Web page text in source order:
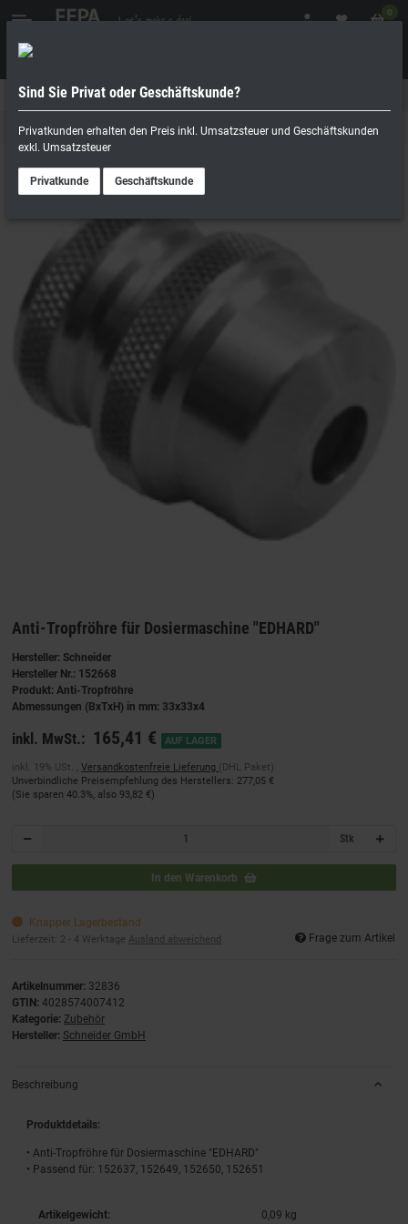
0
Geschäftskunde
Zubehör
Anti-Tropfröhre für Dosiermaschine "EDHARD"
Hersteller: Schneider
Hersteller Nr.: 152668
Produkt: Anti-Tropfröhre
Abmessungen (BxTxH) in mm: 33x33x4
inkl. MwSt.: 165,41 € AUF LAGER
inkl. 19% USt. , Versandkostenfreie Lieferung (DHL Paket)
Unverbindliche Preisempfehlung des Herstellers: 277,05 €
(Sie sparen 40.3%, also 93,82 €)
Stk
In den Warenkorb
Knapper Lagerbestand
Lieferzeit: 2 - 4 Werktage Ausland abweichend Frage zum Artikel
Artikelnummer: 32836
GTIN: 4028574007412
Kategorie: Zubehör
Hersteller: Schneider GmbH
Beschreibung
Produktdetails:
• Anti-Tropfröhre für Dosiermaschine "EDHARD"
• Passend für: 152637, 152649, 152650, 152651
Artikelgewicht: 0,09 kg
Sind Sie Privat oder Geschäftskunde?
Privatkunden erhalten den Preis inkl. Umsatzsteuer und Geschäftskunden
exkl. Umsatzsteuer
Privatkunde Geschäftskunde